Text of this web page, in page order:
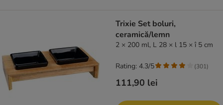
Trixie Set boluri,
ceramică/lemn
2 × 200 ml, L 28 × l 15 × î 5 cm
111,90 lei
Rating: 4.3/5 (301)